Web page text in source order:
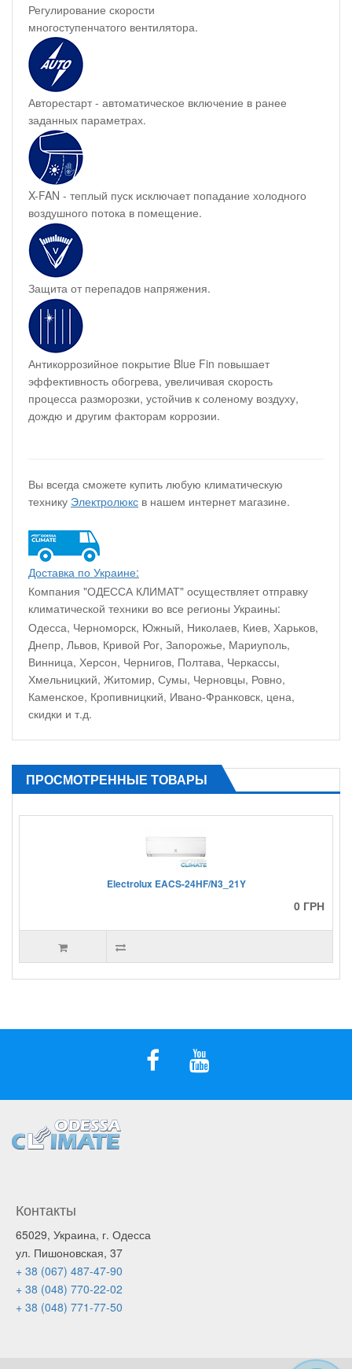
Регулирование скорости
многоступенчатого вентилятора.
Авторестарт - автоматическое включение в ранее
заданных параметрах.
X-FAN - теплый пуск исключает попадание холодного
воздушного потока в помещение.
Защита от перепадов напряжения.
Антикоррозийное покрытие Blue Fin повышает
эффективность обогрева, увеличивая скорость
процесса разморозки, устойчив к соленому воздуху,
дождю и другим факторам коррозии.
Вы всегда сможете купить любую климатическую
технику Электролюкс в нашем интернет магазине.
Доставка по Украине:
Компания "ОДЕССА КЛИМАТ" осуществляет отправку
климатической техники во все регионы Украины:
Одесса, Черноморск, Южный, Николаев, Киев, Харьков,
Днепр, Львов, Кривой Рог, Запорожье, Мариуполь,
Винница, Херсон, Чернигов, Полтава, Черкассы,
Хмельницкий, Житомир, Сумы, Черновцы, Ровно,
Каменское, Кропивницкий, Ивано-Франковск, цена,
скидки и т.д.
ПРОСМОТРЕННЫЕ ТОВАРЫ
Electrolux EACS-24HF/N3_21Y
0 ГРН
Контакты
65029, Украина, г. Одесса
ул. Пишоновская, 37
+ 38 (067) 487-47-90
+ 38 (048) 770-22-02
+ 38 (048) 771-77-50